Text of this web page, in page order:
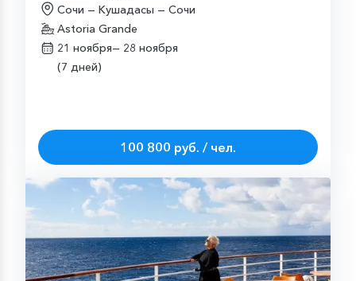
Сочи — Кушадасы — Сочи
Astoria Grande
21 ноября— 28 ноября
(7 дней)
100 800 руб. / чел.